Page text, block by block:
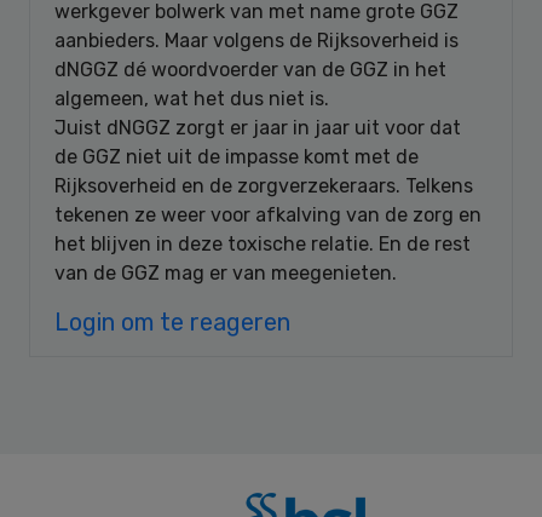
werkgever bolwerk van met name grote GGZ
aanbieders. Maar volgens de Rijksoverheid is
dNGGZ dé woordvoerder van de GGZ in het
algemeen, wat het dus niet is.
Juist dNGGZ zorgt er jaar in jaar uit voor dat
de GGZ niet uit de impasse komt met de
Rijksoverheid en de zorgverzekeraars. Telkens
tekenen ze weer voor afkalving van de zorg en
het blijven in deze toxische relatie. En de rest
van de GGZ mag er van meegenieten.
Login om te reageren